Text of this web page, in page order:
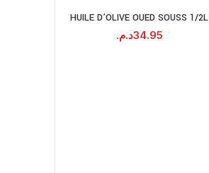
AJOUTER AU
PANIER
HUILE D’OLIVE OUED SOUSS 1/2L
34.95د.م.